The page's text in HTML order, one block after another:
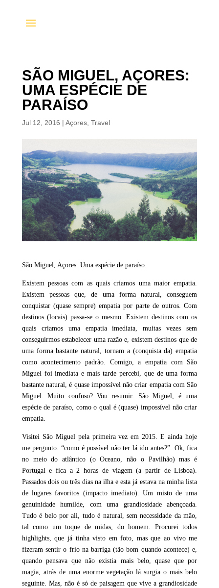
SÃO MIGUEL, AÇORES:
UMA ESPÉCIE DE
PARAÍSO
Jul 12, 2016 | Açores, Travel
São Miguel, Açores. Uma espécie de paraíso.
Existem pessoas com as quais criamos uma maior empatia.
Existem pessoas que, de uma forma natural, conseguem
conquistar (quase sempre) empatia por parte de outros. Com
destinos (locais) passa-se o mesmo. Existem destinos com os
quais criamos uma empatia imediata, muitas vezes sem
conseguirmos estabelecer uma razão e, existem destinos que de
uma forma bastante natural, tornam a (conquista da) empatia
como acontecimento padrão. Comigo, a empatia com São
Miguel foi imediata e mais tarde percebi, que de uma forma
bastante natural, é quase impossível não criar empatia com São
Miguel. Muito confuso? Vou resumir. São Miguel, é uma
espécie de paraíso, como o qual é (quase) impossível não criar
empatia.
Visitei São Miguel pela primeira vez em 2015. E ainda hoje
me pergunto: “como é possível não ter lá ido antes?”. Ok, fica
no meio do atlântico (o Oceano, não o Pavilhão) mas é
Portugal e fica a 2 horas de viagem (a partir de Lisboa).
Passados dois ou três dias na ilha e esta já estava na minha lista
de lugares favoritos (impacto imediato). Um misto de uma
genuinidade humilde, com uma grandiosidade abençoada.
Tudo é belo por ali, tudo é natural, sem necessidade da mão,
tal como um toque de midas, do homem. Procurei todos
highlights, que já tinha visto em foto, mas que ao vivo me
fizeram sentir o frio na barriga (tão bom quando acontece) e,
quando pensava que não existia mais belo, quase que por
magia, atrás de uma enorme vegetação lá surgia o mais belo
seguinte. Mas, não é só de paisagem que vive a grandiosidade